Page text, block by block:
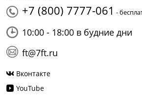
+7 (800) 7777-061 -
10:00 - 18:00 в будние дни
ft@7ft.ru
Вконтакте
YouTube